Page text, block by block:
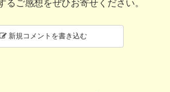
るご感想をぜひお寄せください。
新規コメントを書き込む